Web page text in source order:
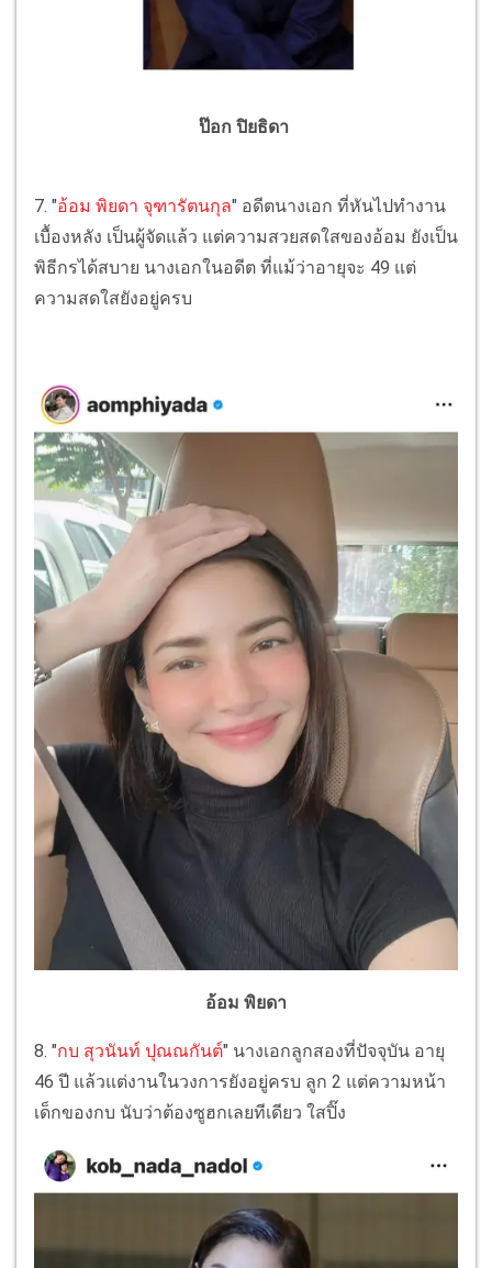
ป๊อก ปิยธิดา
7. "อ้อม พิยดา จุฑารัตนกุล" อดีตนางเอก ที่หันไปทำงาน
เบื้องหลัง เป็นผู้จัดแล้ว แต่ความสวยสดใสของอ้อม ยังเป็น
พิธีกรได้สบาย นางเอกในอดีต ที่แม้ว่าอายุจะ 49 แต่
ความสดใสยังอยู่ครบ
อ้อม พิยดา
8. "กบ สุวนันท์ ปุณณกันต์" นางเอกลูกสองที่ปัจจุบัน อายุ
46 ปี แล้วแต่งานในวงการยังอยู่ครบ ลูก 2 แต่ความหน้า
เด็กของกบ นับว่าต้องซูฮกเลยทีเดียว ใสปิ๊ง